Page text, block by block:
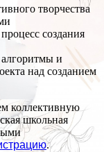
творчества
создания
и
над созданием
коллективную
школьная
.